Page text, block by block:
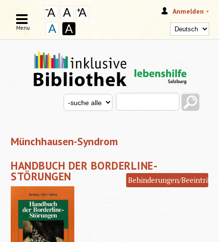
Anmelden
SUCHFORMULAR
Search this site
Search for
Menu
Münchhausen-Syndrom
HANDBUCH DER BORDERLINE-
STÖRUNGEN Behinderungen/